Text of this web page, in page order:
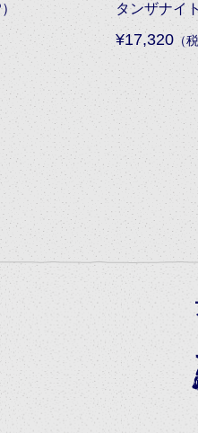
タンザナイ
¥17,320 （